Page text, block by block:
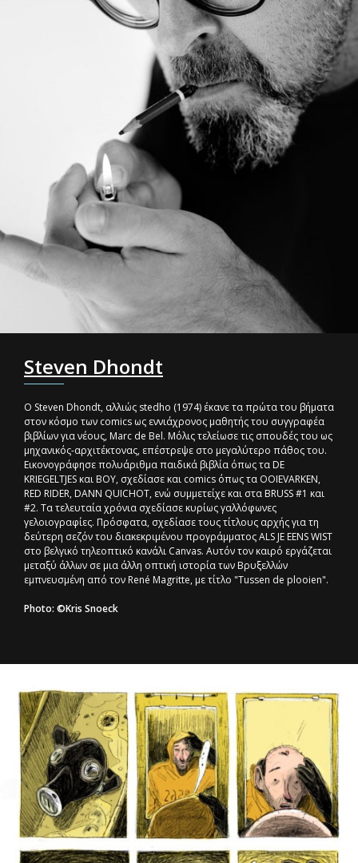
Steven Dhondt
Ο Steven Dhondt, αλλιώς stedho (1974) έκανε τα πρώτα του βήματα
στον κόσμο των comics ως εννιάχρονος μαθητής του συγγραφέα
βιβλίων για νέους, Marc de Bel. Μόλις τελείωσε τις σπουδές του ως
μηχανικός-αρχιτέκτονας, επέστρεψε στο μεγαλύτερο πάθος του.
Εικονογράφησε πολυάριθμα παιδικά βιβλία όπως τα DE
KRIEGELTJES και BOY, σχεδίασε και comics όπως τα OOIEVARKEN,
RED RIDER, DANN QUICHOT, ενώ συμμετείχε και στα BRUSS #1 και
#2. Τα τελευταία χρόνια σχεδίασε κυρίως γαλλόφωνες
γελοιογραφίες. Πρόσφατα, σχεδίασε τους τίτλους αρχής για τη
δεύτερη σεζόν του διακεκριμένου προγράμματος ALS JE EENS WIST
στο βελγικό τηλεοπτικό κανάλι Canvas. Αυτόν τον καιρό εργάζεται
μεταξύ άλλων σε μια άλλη οπτική ιστορία των Βρυξελλών
εμπνευσμένη από τον René Magritte, με τίτλο "Tussen de plooien".
Photo: ©Kris Snoeck